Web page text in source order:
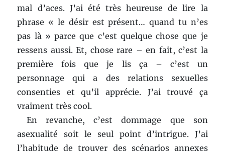
mal d’aces. J’ai été très heureuse de lire la
phrase « le désir est présent… quand tu n’es
pas là » parce que c’est quelque chose que je
ressens aussi. Et, chose rare – en fait, c’est la
première fois que je lis ça – c’est un
personnage qui a des relations sexuelles
consenties et qu’il apprécie. J’ai trouvé ça
vraiment très cool.
En revanche, c’est dommage que son
asexualité soit le seul point d’intrigue. J’ai
l’habitude de trouver des scénarios annexes